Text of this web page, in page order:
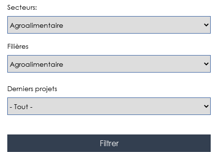
Secteurs:
Filières
Derniers projets